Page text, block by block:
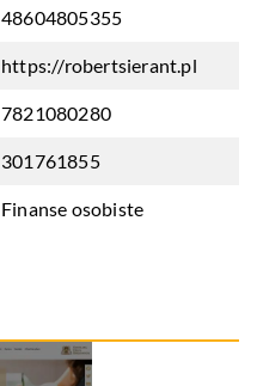
48604805355
https://robertsierant.pl
7821080280
301761855
Finanse osobiste